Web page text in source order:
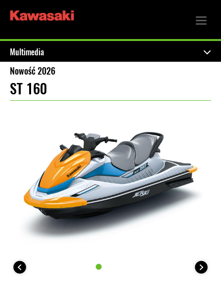
Multimedia
Nowość 2026
ST 160